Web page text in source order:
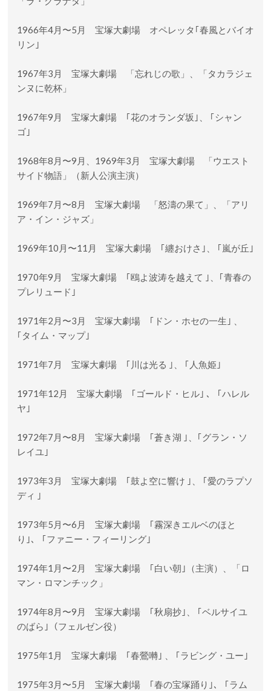
1966年4月〜5月 宝塚大劇場 オペレッタ｢春風とバイオ
リン｣
1967年3月 宝塚大劇場 「忘れじの歌」、「タカラジェ
ンヌに乾杯」
1967年9月 宝塚大劇場 ｢花のオランダ坂｣、 ｢シャン
ゴ｣
1968年8月〜9月、1969年3月 宝塚大劇場 「ウエスト
サイド物語」（新人公演主演）
1969年7月〜8月 宝塚大劇場 「怒濤の果て」、「アリ
ア・イン・ジャズ」
1969年10月〜11月 宝塚大劇場 ｢纏おけさ｣、 ｢嵐が丘｣
1970年9月 宝塚大劇場 ｢鴎よ波涛を越えて ｣、｢青春の
プレリュード｣
1971年2月〜3月 宝塚大劇場 ｢ドン・ホセの一生｣ 、
｢タイム・マップ｣
1971年7月 宝塚大劇場 ｢川は光る ｣、 ｢人魚姫｣
1971年12月 宝塚大劇場 ｢ゴールド・ヒル｣ 、 ｢ハレル
ヤ｣
1972年7月〜8月 宝塚大劇場 ｢蒼き湖 ｣、｢グラン・ソ
レイユ｣
1973年3月 宝塚大劇場 ｢鼓よ空に響け ｣、 ｢愛のラプソ
ディ ｣
1973年5月〜6月 宝塚大劇場 ｢霧深きエルベのほと
り｣、 ｢ファニー・フィーリング｣
1974年1月〜2月 宝塚大劇場 ｢白い朝｣（主演）、「ロ
マン・ロマンチック」
1974年8月〜9月 宝塚大劇場 ｢秋扇抄｣、 ｢ベルサイユ
のばら｣（フェルゼン役）
1975年1月 宝塚大劇場 ｢春鶯囀｣ 、 ｢ラビング・ユー｣
1975年3月〜5月 宝塚大劇場 ｢春の宝塚踊り｣、 ｢ラム